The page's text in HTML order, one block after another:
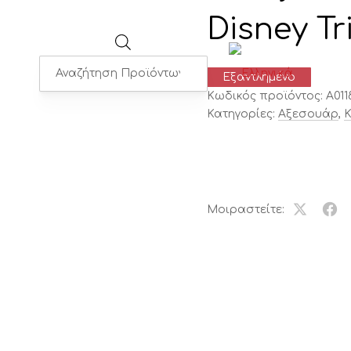
Products
search
Disney
Εξαντλημένο
Κωδικός προϊόντος:
Κατηγορίες: Αξεσουάρ,
Μοιραστείτε:
Share